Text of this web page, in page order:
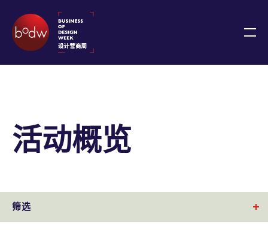
活动概览
筛选